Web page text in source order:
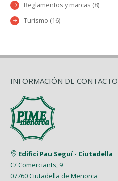
Reglamentos y marcas (8)
Turismo (16)
INFORMACIÓN DE CONTACTO
Edifici Pau Seguí - Ciutadella
C/ Comerciants, 9
07760 Ciutadella de Menorca